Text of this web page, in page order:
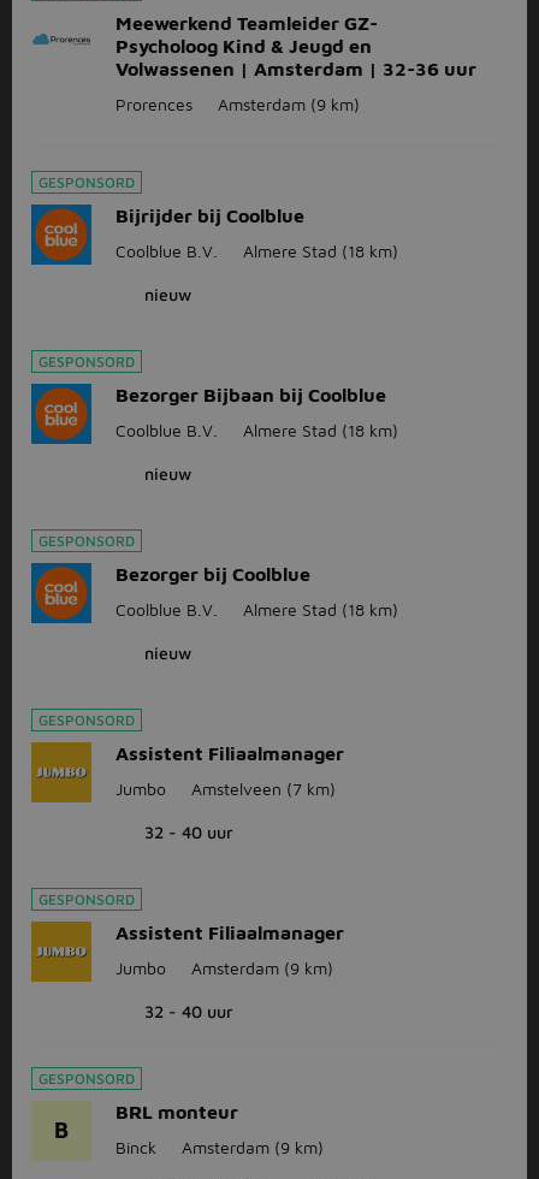
Meewerkend Teamleider GZ-
Psycholoog Kind & Jeugd en
Volwassenen | Amsterdam | 32-36 uur
Prorences Amsterdam (9 km)
GESPONSORD
Bijrijder bij Coolblue
Coolblue B.V. Almere Stad (18 km)
nieuw
GESPONSORD
Bezorger Bijbaan bij Coolblue
Coolblue B.V. Almere Stad (18 km)
nieuw
GESPONSORD
Bezorger bij Coolblue
Coolblue B.V. Almere Stad (18 km)
nieuw
GESPONSORD
Assistent Filiaalmanager
Jumbo Amstelveen (7 km)
32 - 40 uur
GESPONSORD
Assistent Filiaalmanager
Jumbo Amsterdam (9 km)
32 - 40 uur
GESPONSORD
B
BRL monteur
Binck Amsterdam (9 km)